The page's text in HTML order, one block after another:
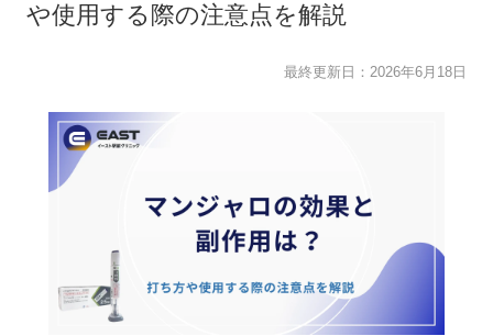
や使用する際の注意点を解説
最終更新日：2026年6月18日